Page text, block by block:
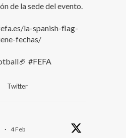
de la sede del evento.
la-spanish-flag-
fechas/
#FEFA
Twitter
· 4 Feb